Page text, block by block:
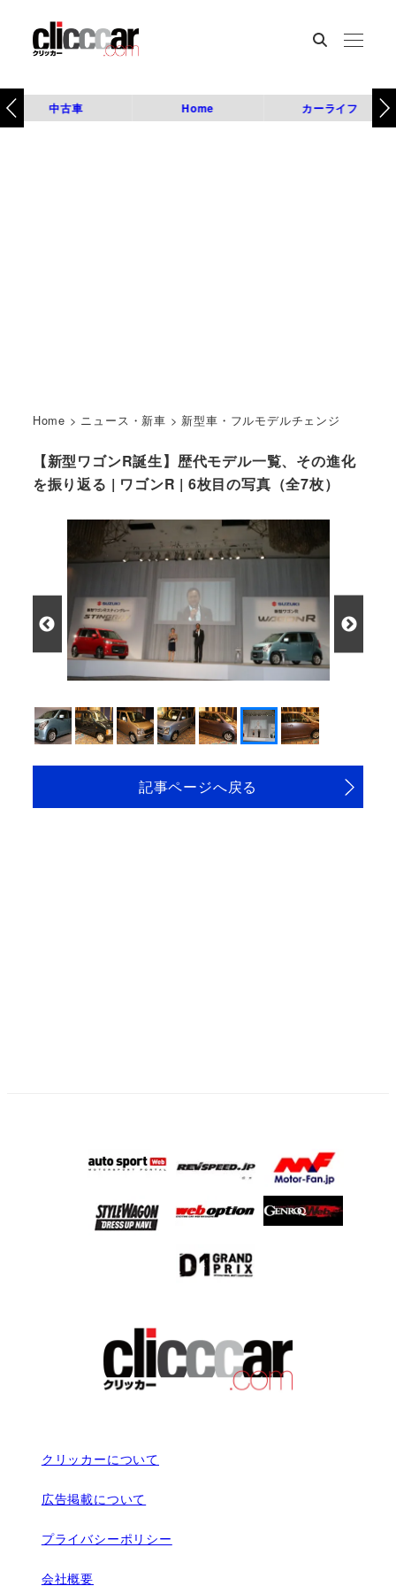
中古車 Home カーライフ
Home > ニュース・新車 > 新型車・フルモデルチェンジ
【新型ワゴンR誕生】歴代モデル一覧、その進化
を振り返る | ワゴンR | 6枚目の写真（全7枚）
記事ページへ戻る
クリッカーについて
広告掲載について
プライバシーポリシー
会社概要